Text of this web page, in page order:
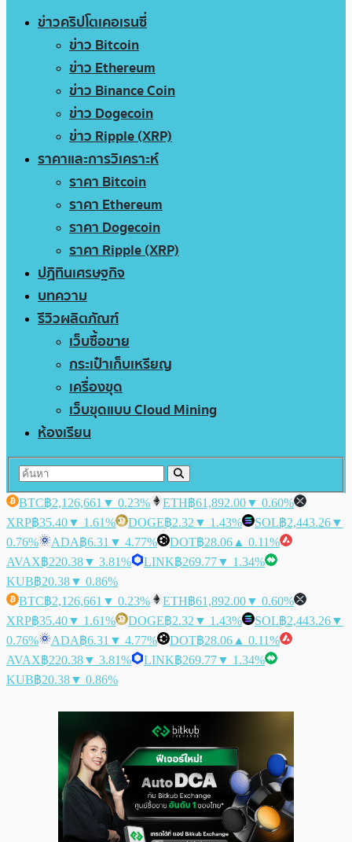
ข่าวคริปโตเคอเรนซี่
ข่าว Bitcoin
ข่าว Ethereum
ข่าว Binance Coin
ข่าว Dogecoin
ข่าว Ripple (XRP)
ราคาและการวิเคราะห์
ราคา Bitcoin
ราคา Ethereum
ราคา Dogecoin
ราคา Ripple (XRP)
ปฏิทินเศรษฐกิจ
บทความ
รีวิวผลิตภัณฑ์
เว็บซื้อขาย
กระเป๋าเก็บเหรียญ
เครื่องขุด
เว็บขุดแบบ Cloud Mining
ห้องเรียน
BTC฿2,126,661 ▼ 0.23% ETH฿61,892.00▼ 0.60%
XRP฿35.40▼ 1.61% DOGE฿2.32 ▼ 1.43% SOL฿2,443.26▼
0.76%
ADA฿6.31 ▼ 4.77% DOT฿28.06 ▲ 0.11%
AVAX฿220.38▼ 3.81% LINK฿269.77▼ 1.34%
KUB฿20.38▼ 0.86%
BTC฿2,126,661 ▼ 0.23% ETH฿61,892.00▼ 0.60%
XRP฿35.40▼ 1.61% DOGE฿2.32 ▼ 1.43% SOL฿2,443.26▼
0.76%
ADA฿6.31 ▼ 4.77% DOT฿28.06 ▲ 0.11%
AVAX฿220.38▼ 3.81% LINK฿269.77▼ 1.34%
KUB฿20.38▼ 0.86%